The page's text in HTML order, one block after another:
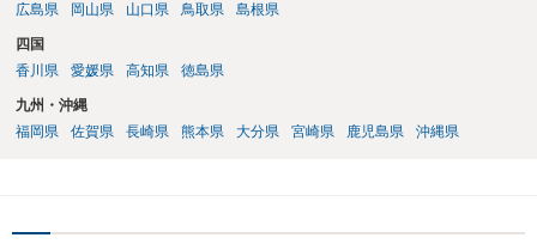
広島県
岡山県 山口県 鳥取県 島根県
四国
香川県
愛媛県 高知県 徳島県
九州・沖縄
福岡県
佐賀県 長崎県 熊本県 大分県 宮崎県 鹿児島県 沖縄県